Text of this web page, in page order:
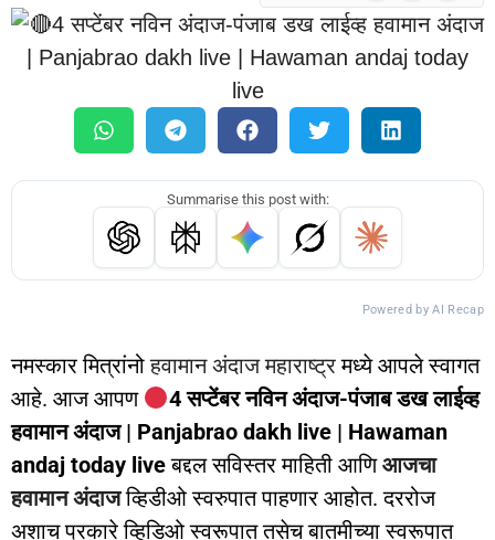
Summarise this post with:
Powered by AI Recap
नमस्कार मित्रांनोहवामान अंदाज महाराष्ट्रमध्ये आपले स्वागत
आहे. आज आपण
4 सप्टेंबर नविन अंदाज-पंजाब डख लाईव्ह
हवामान अंदाज | Panjabrao dakh live | Hawaman
andaj today liveबद्दल सविस्तर माहिती आणिआजचा
हवामान अंदाजव्हिडीओ स्वरुपात पाहणार आहोत. दररोज
अशाच प्रकारे व्हिडिओ स्वरूपात तसेच बातमीच्या स्वरूपात